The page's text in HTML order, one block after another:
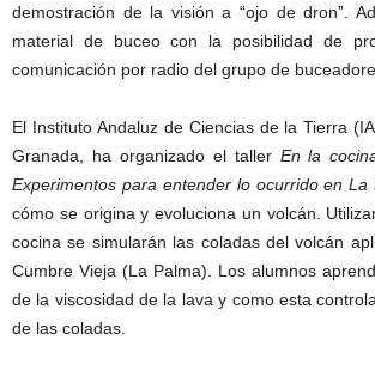
demostración de la visión a “ojo de dron”.
material de buceo con la posibilidad de
comunicación por radio del grupo de
El Instituto Andaluz de Ciencias de la Tierra
Granada, ha organizado el taller En la
Experimentos para entender lo ocurrido en La
cómo se origina y evoluciona un volcán.
cocina se simularán las coladas del volcán
Cumbre Vieja (La Palma). Los alumnos
de la viscosidad de la lava y como esta
de las coladas.